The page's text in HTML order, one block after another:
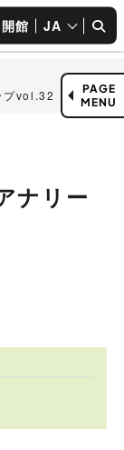
開館 JA
プvol.32
PAGE
MENU
ナリー